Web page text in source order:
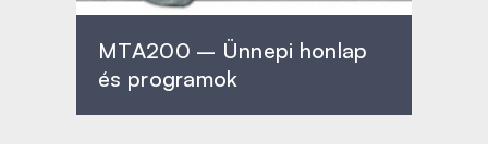
MTA200 – Ünnepi honlap
és programok